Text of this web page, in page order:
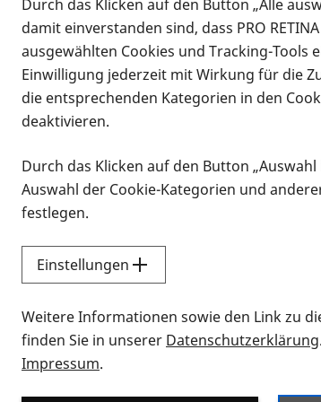
Infomaterial
Infomaterial
Vorlesen
Alle
Sie möchten wissen,
Durch das Klicken auf den Button „Alle
damit einverstanden sind, dass PRO
ausgewählten Cookies und Tracking-Tools
Einwilligung jederzeit mit Wirkung für die
die entsprechenden Kategorien in den
deaktivieren.
Durch das Klicken auf den Button
Auswahl der Cookie-Kategorien und
festlegen.
Einstellungen
Weitere Informationen sowie den Link zu
finden Sie in unserer Datenschutzerklärung
Impressum.